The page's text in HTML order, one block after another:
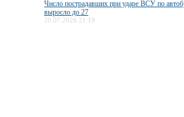
Число пострадавших при ударе ВСУ по
выросло до 27
20.07.2026 21:19